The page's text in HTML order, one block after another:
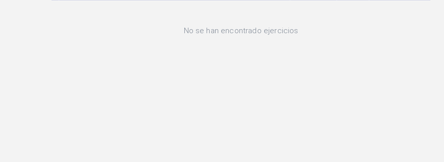
No se han encontrado ejercicios